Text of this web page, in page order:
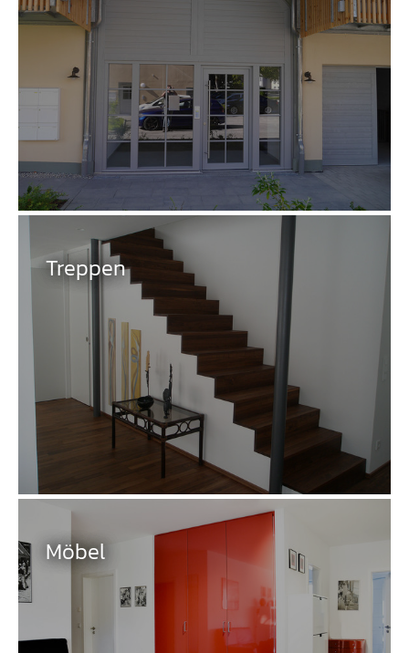
Treppen
Möbel